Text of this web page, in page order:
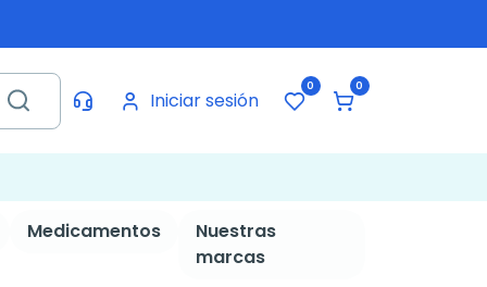
Iniciar sesión
0 0
Medicamentos
Nuestras
marcas